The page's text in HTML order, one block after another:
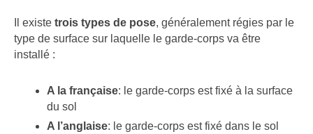
Il existe trois types de pose, généralement régies par le
type de surface sur laquelle le garde-corps va être
installé :
A la française: le garde-corps est fixé à la surface
du sol
A l’anglaise: le garde-corps est fixé dans le sol